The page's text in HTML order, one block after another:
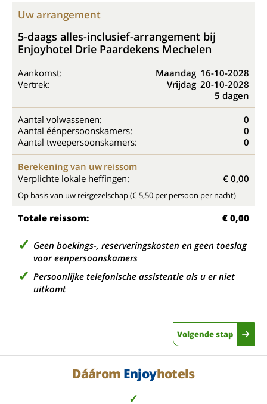
Uw arrangement
5-daags alles-inclusief-arrangement bij
Enjoyhotel Drie Paardekens Mechelen
Aankomst: Maandag 16-10-2028
Vertrek:
Vrijdag 20-10-2028
5 dagen
Aantal volwassenen:
0
Aantal éénpersoonskamers:
0
Aantal tweepersoonskamers:
0
Berekening van uw reissom
Verplichte lokale heffingen:
€ 0,00
Op basis van uw reisgezelschap (€ 5,50 per persoon per nacht)
Totale reissom: € 0,00
Geen boekings-, reserveringskosten en geen toeslag
voor eenpersoonskamers
Persoonlijke telefonische assistentie als u er niet
uitkomt
Volgende stap
Dáárom Enjoyhotels
✓